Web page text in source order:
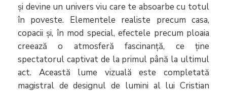
și devine un univers viu care te absoarbe cu totul
în poveste. Elementele realiste precum casa,
copacii și, în mod special, efectele precum ploaia
creează o atmosferă fascinanță, ce ține
spectatorul captivat de la primul până la ultimul
act. Această lume vizuală este completată
magistral de designul de lumini al lui Cristian